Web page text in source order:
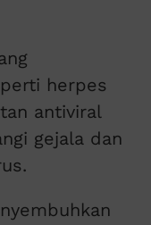
herpes
antiviral
gejala dan